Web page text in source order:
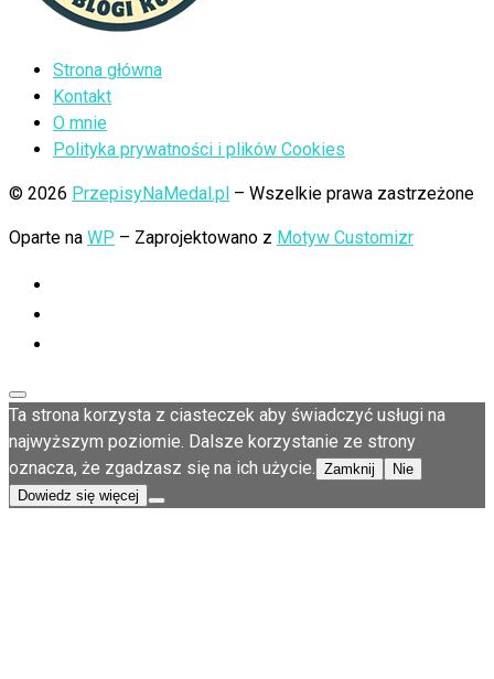
Strona główna
Kontakt
O mnie
Polityka prywatności i plików Cookies
© 2026 PrzepisyNaMedal.pl – Wszelkie prawa zastrzeżone
Oparte na WP – Zaprojektowano z Motyw Customizr
Ta strona korzysta z ciasteczek aby świadczyć usługi na
najwyższym poziomie. Dalsze korzystanie ze strony
oznacza, że zgadzasz się na ich użycie. Zamknij
Nie
Dowiedz się więcej